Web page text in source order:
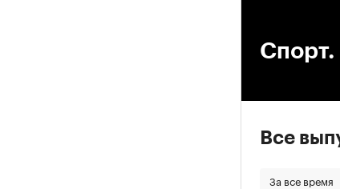
Спорт.
Все
За все время